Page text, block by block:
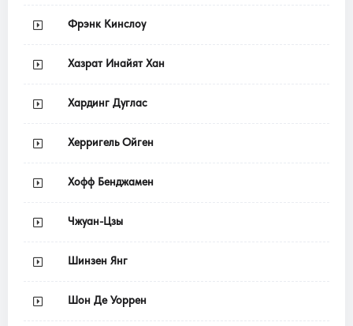
Фрэнк Кинслоу
Хазрат Инайят Хан
Хардинг Дуглас
Херригель Ойген
Хофф Бенджамен
Чжуан-Цзы
Шинзен Янг
Шон Де Уоррен